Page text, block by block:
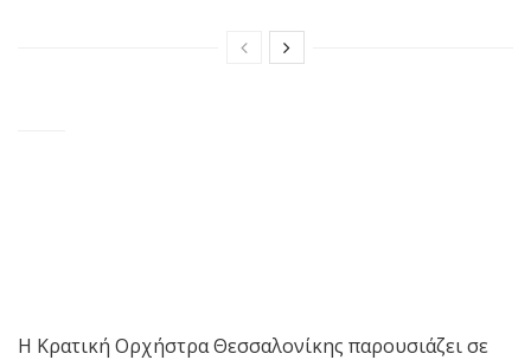
Η Κρατική Ορχήστρα Θεσσαλονίκης παρουσιάζει σε